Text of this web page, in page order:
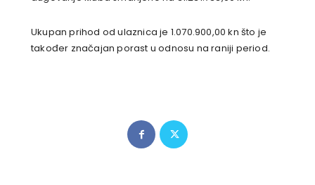
Ukupan prihod od ulaznica je 1.070.900,00 kn što je
također značajan porast u odnosu na raniji period.